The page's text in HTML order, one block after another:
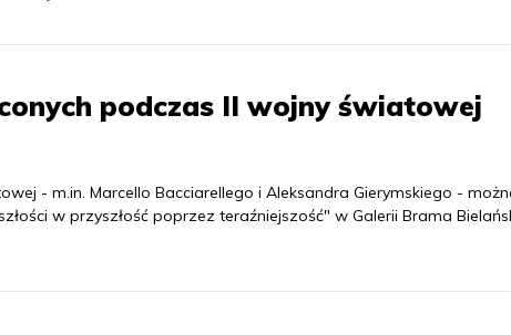
podczas II wojny światowej
- m.in. Marcello Bacciarellego i Aleksandra Gierymskiego -
w przyszłość poprzez teraźniejszość" w Galerii Brama